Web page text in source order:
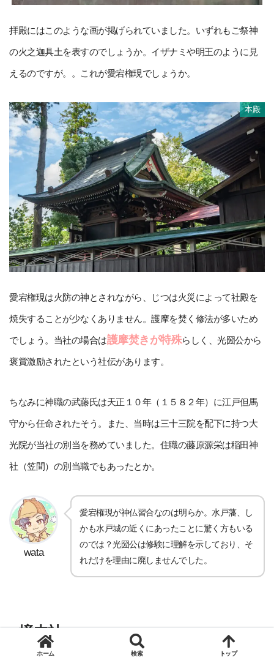
拝殿にはこのような画が掲げられていました。いずれもご祭神
の火之迦具土を表すのでしょうか。イザナミや明王のように見
えるのですが。。これが愛宕権現でしょうか。
本殿
愛宕権現は火防の神とされながら、じつは火災によって社殿を
焼失することが少なくありません。護摩を焚く修法が多いため
でしょう。当社の場合は護摩焚きが特殊らしく、光圀公から
褒賞激励されたという社伝があります。
ちなみに神職の武藤氏は天正１０年（１５８２年）に江戸但馬
守から任命されたそう。また、当時は三十三院を配下に持つ大
光院が当社の別当を務めていました。住職の藤原源栄は稲田神
社（笠間）の別当職でもあったとか。
wata
愛宕権現が神仏習合なのは明らか。水戸藩、し
かも水戸城の近くにあったことに驚く方もいる
のでは？光圀公は修験に理解を示しており、そ
れだけを理由に廃しませんでした。
境内社
ホーム 検索 トップ